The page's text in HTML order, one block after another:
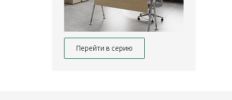
Перейти в серию